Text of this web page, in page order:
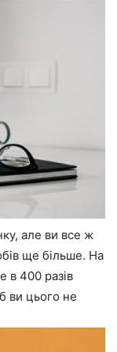
але ви все ж
ще більше. На
в 400 разів
ви цього не